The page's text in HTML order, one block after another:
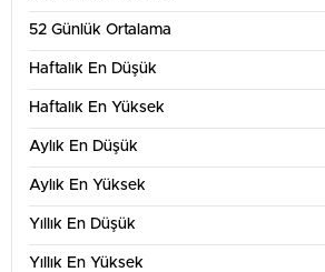
52 Günlük Ortalama
Haftalık En Düşük
Haftalık En Yüksek
Aylık En Düşük
Aylık En Yüksek
Yıllık En Düşük
Yıllık En Yüksek